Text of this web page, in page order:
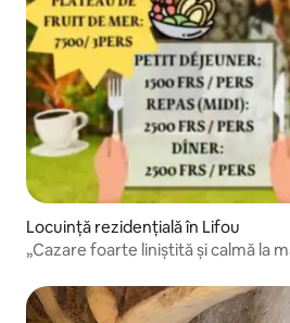
Locuință rezidențială în Lifou
„Cazare foarte liniștită și calmă la